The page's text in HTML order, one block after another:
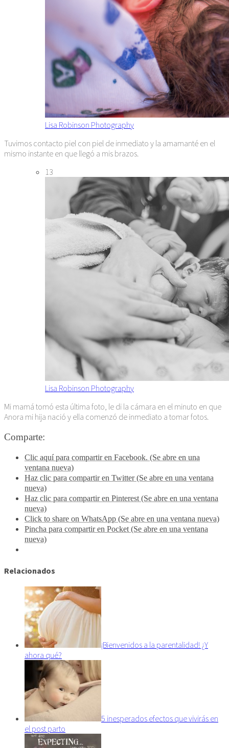
Lisa Robinson Photography
Tuvimos contacto piel con piel de inmediato y la amamanté en el
mismo instante en que llegó a mis brazos.
13
Lisa Robinson Photography
Mi mamá tomó esta última foto, le di la cámara en el minuto en que
Anora mi hija nació y ella comenzó de inmediato a tomar fotos.
Comparte:
Clic aquí para compartir en Facebook. (Se abre en una
ventana nueva)
Haz clic para compartir en Twitter (Se abre en una ventana
nueva)
Haz clic para compartir en Pinterest (Se abre en una ventana
nueva)
Click to share on WhatsApp (Se abre en una ventana nueva)
Pincha para compartir en Pocket (Se abre en una ventana
nueva)
Relacionados
¡Bienvenidos a la parentalidad! ¿Y
ahora qué?
5 inesperados efectos que vivirás en
el post parto